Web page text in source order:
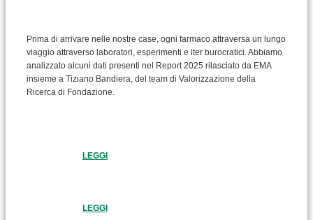
Prima di arrivare nelle nostre case, ogni farmaco attraversa un lungo
viaggio attraverso laboratori, esperimenti e iter burocratici. Abbiamo
analizzato alcuni dati presenti nel Report 2025 rilasciato da EMA
insieme a Tiziano Bandiera, del team di Valorizzazione della
Ricerca di Fondazione.
LEGGI
LEGGI